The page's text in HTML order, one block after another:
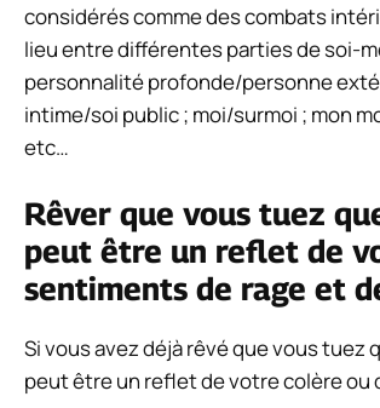
considérés comme des combats
lieu entre différentes parties de soi-
personnalité profonde/personne
intime/soi public ; moi/surmoi ; mon
etc…
Rêver que vous tuez
peut être un reflet de
sentiments de rage et
Si vous avez déjà rêvé que vous tuez
peut être un reflet de votre colère ou